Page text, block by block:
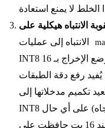
INT8 في كل وضع يوفره المُجمِّع لها؛ فشل وضع الإخراج بـ 16
رفع دقة الطبقات
تكميم مدخلاتها إلى
INT8 على أي حال (حماية عمليات الالتفاف عميقة الاتجاه
والإخراج عند 16 بت حافظت على mAP دون تغيير في اختباراتنا).